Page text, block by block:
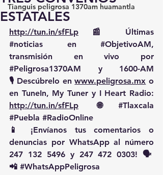
Tianguis peligrosa 1370am huamantla
ESTATALES
http://tun.in/sfFLp
#noticias en #ObjetivoAM,
#Peligrosa1370AM y 1600-AM
🎙️ Descúbrelo en www.peligrosa.mx o
http://tun.in/sfFLp 🌐 #Tlaxcala
#Puebla #RadioOnline
📱 ¡Envíanos tus comentarios o
denuncias por WhatsApp al número
247 132 5496 y 247 472 0303! 🗣️
📲 #WhatsAppPeligrosa